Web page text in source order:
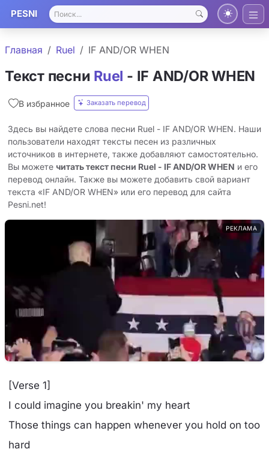
PESNI
Главная Ruel IF AND/OR WHEN
Текст песни Ruel - IF AND/OR WHEN
В избранное Заказать перевод
Здесь вы найдете слова песни Ruel - IF AND/OR WHEN. Наши
пользователи находят тексты песен из различных
источников в интернете, также добавляют самостоятельно.
Вы можете читать текст песни Ruel - IF AND/OR WHEN и его
перевод онлайн. Также вы можете добавить свой вариант
текста «IF AND/OR WHEN» или его перевод для сайта
Pesni.net!
РЕКЛАМА
[Verse 1]
I could imagine you breakin' my heart
Those things can happen whenever you hold on too
hard